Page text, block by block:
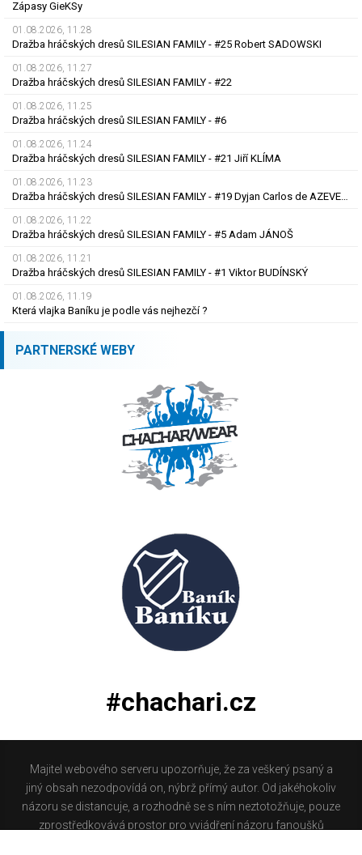
Zápasy GieKSy
01.08.2026, 11.28
Dražba hráčských dresů SILESIAN FAMILY - #25 Robert SADOWSKI
01.08.2026, 11.27
Dražba hráčských dresů SILESIAN FAMILY - #22
01.08.2026, 11.25
Dražba hráčských dresů SILESIAN FAMILY - #6
01.08.2026, 11.24
Dražba hráčských dresů SILESIAN FAMILY - #21 Jiří KLÍMA
01.08.2026, 11.23
Dražba hráčských dresů SILESIAN FAMILY - #19 Dyjan Carlos de AZEVEDO
01.08.2026, 11.22
Dražba hráčských dresů SILESIAN FAMILY - #5 Adam JÁNOŠ
01.08.2026, 11.21
Dražba hráčských dresů SILESIAN FAMILY - #1 Viktor BUDÍNSKÝ
01.08.2026, 11.19
Která vlajka Baníku je podle vás nejhezčí ?
PARTNERSKÉ WEBY
#chachari.cz
Majitel webového serveru upozorňuje, že za veškerý psaný a
jiný obsah nezodpovídá on, nýbrž přímý autor. Od jakéhokoliv
názoru se distancuje, a rozhodně se s ním neztotožňuje, pouze
zprostředkovává prostor pro vyjádření názoru fanoušků